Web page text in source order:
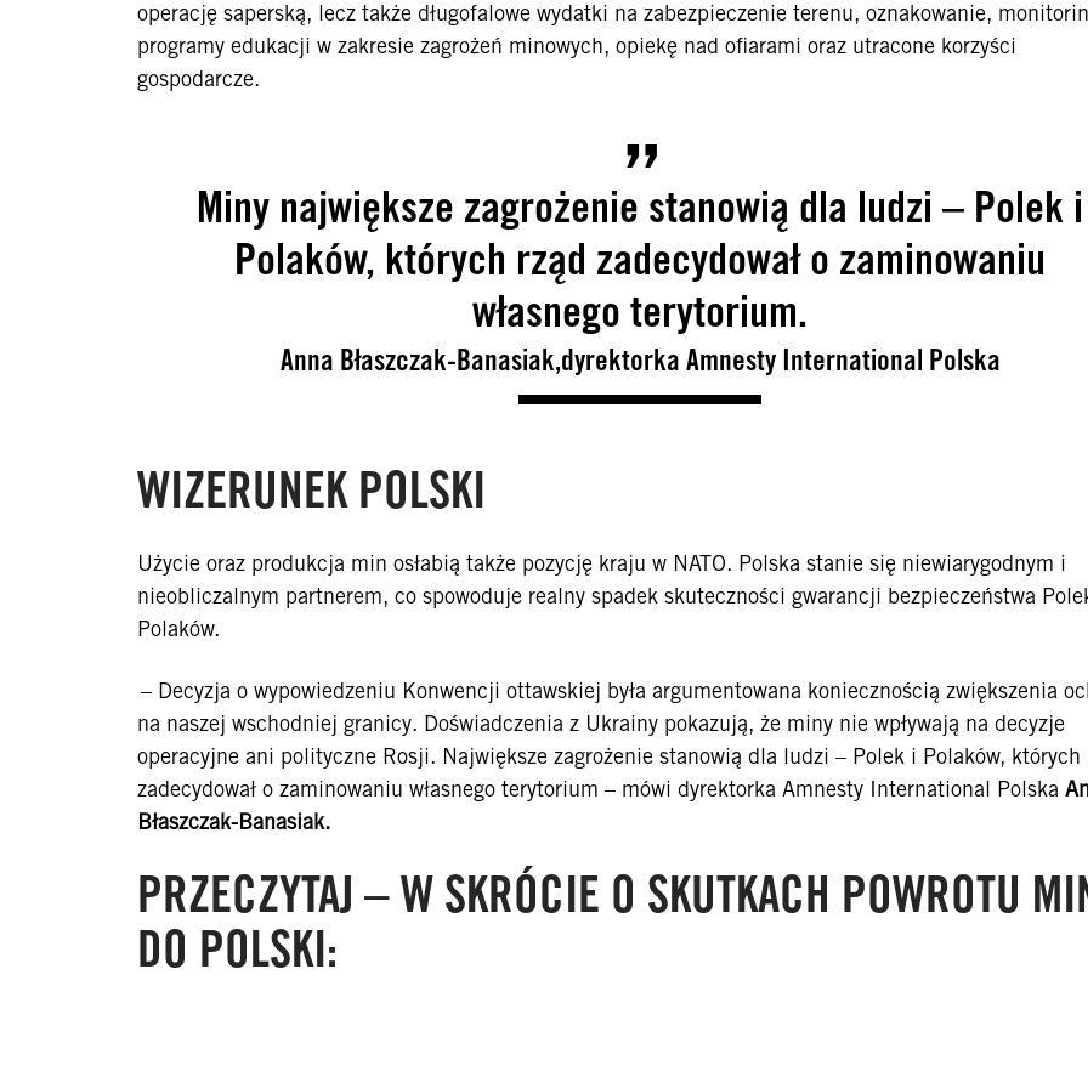
operację saperską, lecz także długofalowe wydatki na zabezpieczenie terenu, oznakowanie,
programy edukacji w zakresie zagrożeń minowych, opiekę nad ofiarami oraz utracone korzyści
gospodarcze.
Miny największe zagrożenie stanowią dla ludzi – Polek i
Polaków, których rząd zadecydował o zaminowaniu
własnego terytorium.
Anna Błaszczak-Banasiak,dyrektorka Amnesty International Polska
WIZERUNEK POLSKI
Użycie oraz produkcja min osłabią także pozycję kraju w NATO. Polska stanie się niewiarygodnym i
nieobliczalnym partnerem, co spowoduje realny spadek skuteczności gwarancji bezpieczeństwa
Polaków.
– Decyzja o wypowiedzeniu Konwencji ottawskiej była argumentowana koniecznością zwiększenia
na naszej wschodniej granicy. Doświadczenia z Ukrainy pokazują, że miny nie wpływają na decyzje
operacyjne ani polityczne Rosji. Największe zagrożenie stanowią dla ludzi – Polek i Polaków, których
zadecydował o zaminowaniu własnego terytorium – mówi dyrektorka Amnesty International Polska
Błaszczak-Banasiak.
PRZECZYTAJ – W SKRÓCIE O SKUTKACH POWROTU
DO POLSKI: